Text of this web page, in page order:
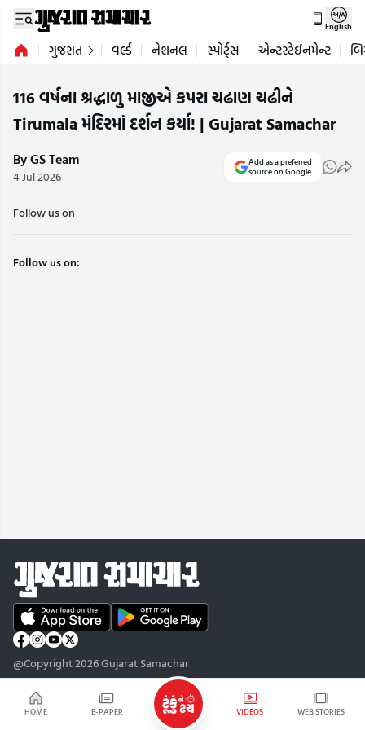
HOME E-PAPER VIDEOS WEB STORIES
English
ગુજરાત વર્લ્ડ નેશનલ સ્પોર્ટ્સ એન્ટરટેઈનમેન્ટ
116 વર્ષના શ્રદ્ધાળુ માજીએ કપરા ચઢાણ ચઢીને
Tirumala મંદિરમાં દર્શન કર્યા! | Gujarat Samachar
By GS Team
4 Jul 2026
Add as a preferred
source on Google
Follow us on
Follow us on:
@Copyright 2026 Gujarat Samachar